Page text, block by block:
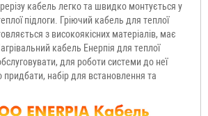
кабель легко та швидко монтується у
підлоги. Гріючий кабель для теплої
з високоякісних матеріалів, має
кабель Енерпія для теплої
для роботи системи до неї
набір для встановлення та